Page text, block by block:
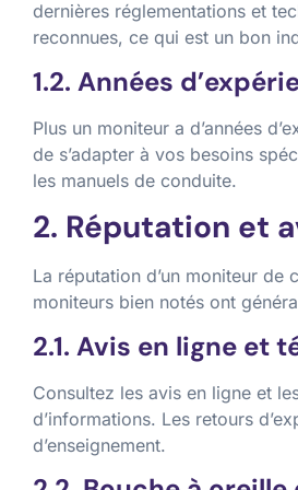
dernières réglementations et
reconnues, ce qui est un bon
1.2. Années
Plus un moniteur a d’années
de s’adapter à vos besoins
les manuels de conduite.
2. Réputation et
La réputation d’un moniteur
moniteurs bien notés ont
2.1. Avis en ligne et
Consultez les avis en ligne et
d’informations. Les retours
d’enseignement.